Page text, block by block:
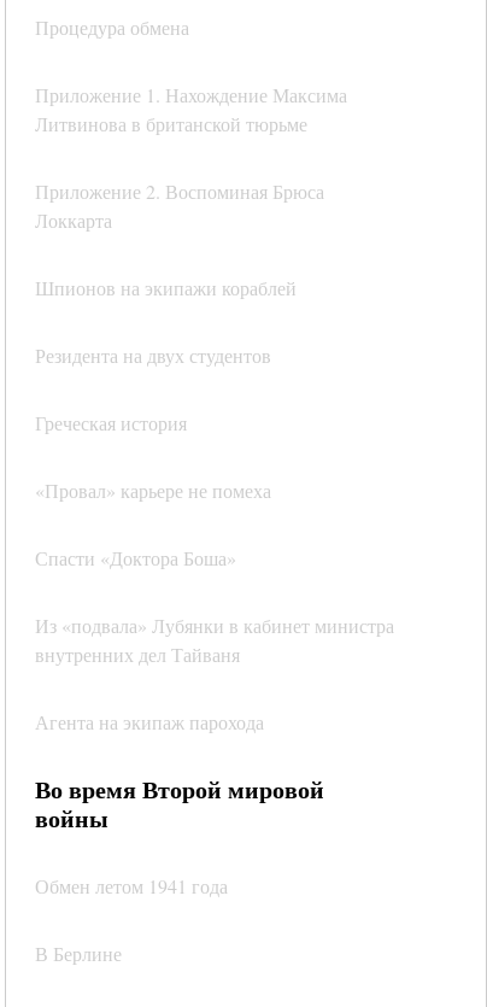
Процедура обмена
Приложение 1. Нахождение Максима
Литвинова в британской тюрьме
Приложение 2. Воспоминая Брюса
Локкарта
Шпионов на экипажи кораблей
Резидента на двух студентов
Греческая история
«Провал» карьере не помеха
Спасти «Доктора Боша»
Из «подвала» Лубянки в кабинет министра
внутренних дел Тайваня
Агента на экипаж парохода
Во время Второй мировой
войны
Обмен летом 1941 года
В Берлине